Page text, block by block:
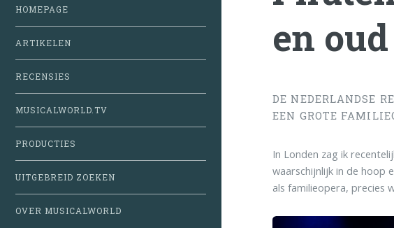
en oud
DE NEDERLANDSE
EEN GROTE
In Londen zag ik
waarschijnlijk in de hoop
als familieopera, precies
HOMEPAGE
ARTIKELEN
RECENSIES
MUSICALWORLD.TV
PRODUCTIES
UITGEBREID ZOEKEN
OVER MUSICALWORLD